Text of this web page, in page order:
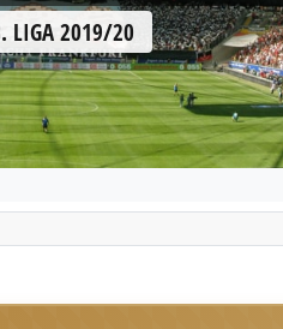
LIGA 2019/20